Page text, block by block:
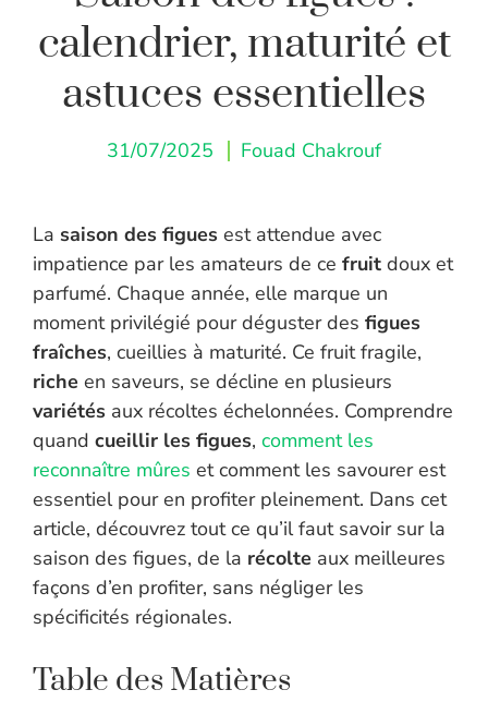
calendrier, maturité et
astuces essentielles
31/07/2025 Fouad Chakrouf
La saison des figues est attendue avec
impatience par les amateurs de ce fruit doux et
parfumé. Chaque année, elle marque un
moment privilégié pour déguster des figues
fraîches, cueillies à maturité. Ce fruit fragile,
riche en saveurs, se décline en plusieurs
variétés aux récoltes échelonnées. Comprendre
quand cueillir les figues, comment les
reconnaître mûres et comment les savourer est
essentiel pour en profiter pleinement. Dans cet
article, découvrez tout ce qu’il faut savoir sur la
saison des figues, de la récolte aux meilleures
façons d’en profiter, sans négliger les
spécificités régionales.
Table des Matières